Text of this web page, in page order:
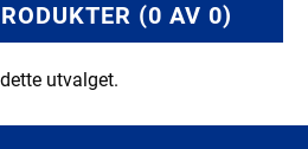
(0 AV 0)
utvalget.